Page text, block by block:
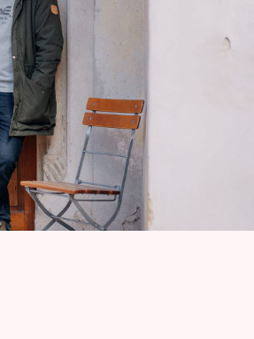
za úspěšnou českou verzí
Ženy přiznal, že držet v
Proto se už těší, až
proč byla Daniela
bahenní lázeň. Režisér
Vánoce.